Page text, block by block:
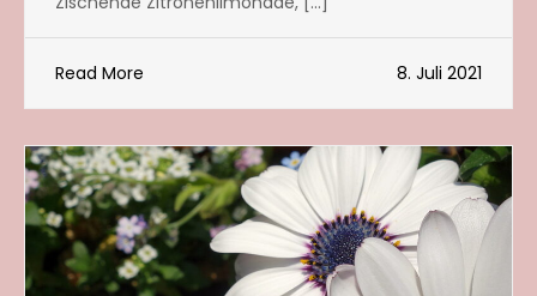
Read More 8. Juli 2021